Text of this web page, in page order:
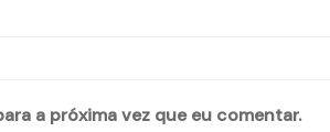
a próxima vez que eu comentar.